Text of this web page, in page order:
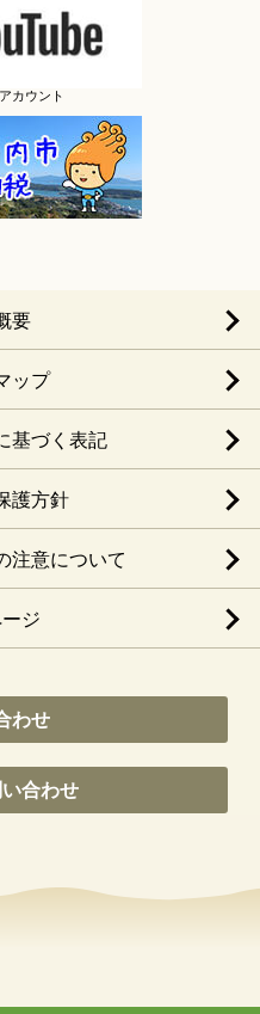
カウント
要
ップ
基づく表記
護方針
注意について
ジ
わせ
合わせ